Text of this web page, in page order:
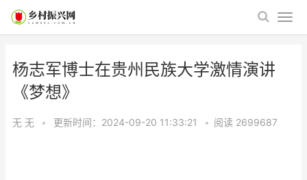
杨志军博士在贵州民族大学激情演讲
《梦想》
无 无 • 更新时间：2024-09-20 11:33:21 • 阅读 2699687